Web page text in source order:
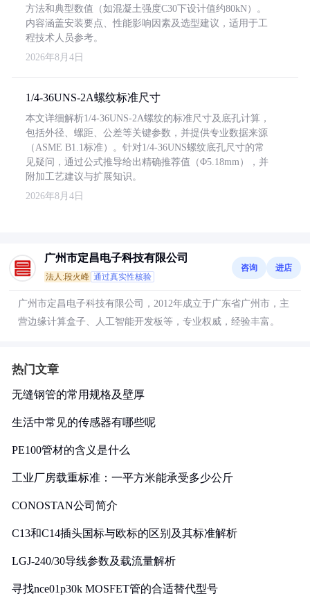
方法和典型数值（如混凝土强度C30下设计值约80kN）。
内容涵盖安装要点、性能影响因素及选型建议，适用于工
程技术人员参考。
2026年8月4日
1/4-36UNS-2A螺纹标准尺寸
本文详细解析1/4-36UNS-2A螺纹的标准尺寸及底孔计算，
包括外径、螺距、公差等关键参数，并提供专业数据来源
（ASME B1.1标准）。针对1/4-36UNS螺纹底孔尺寸的常
见疑问，通过公式推导给出精确推荐值（Φ5.18mm），并
附加工艺建议与扩展知识。
2026年8月4日
广州市定昌电子科技有限公司
法人:段火峰 通过真实性核验
咨询 进店
广州市定昌电子科技有限公司，2012年成立于广东省广州市，主
营边缘计算盒子、人工智能开发板等，专业权威，经验丰富。
热门文章
无缝钢管的常用规格及壁厚
生活中常见的传感器有哪些呢
PE100管材的含义是什么
工业厂房载重标准：一平方米能承受多少公斤
CONOSTAN公司简介
C13和C14插头国标与欧标的区别及其标准解析
LGJ-240/30导线参数及载流量解析
寻找nce01p30k MOSFET管的合适替代型号